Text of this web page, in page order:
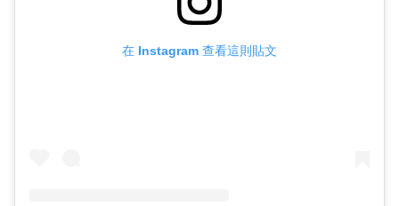
在 Instagram 查看這則貼文